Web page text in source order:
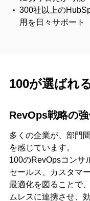
300社以上の
用を日々サポート
100が選ばれ
RevOps戦略の
多くの企業が、部門
を感じています。
100のRevOpsコンサ
セールス、カスタマ
最適化を図ることで
ムレスに連携させ、